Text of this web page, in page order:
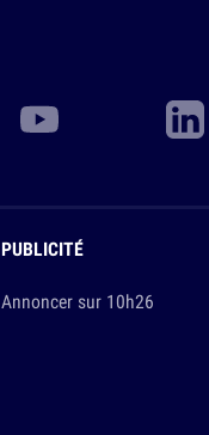
PUBLICITÉ
Annoncer sur 10h26